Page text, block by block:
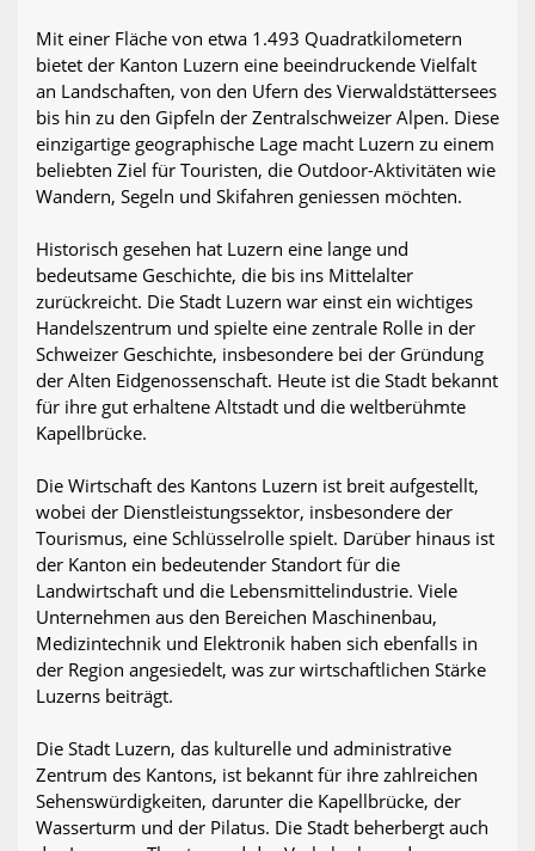
Mit einer Fläche von etwa 1.493 Quadratkilometern
bietet der Kanton Luzern eine beeindruckende Vielfalt
an Landschaften, von den Ufern des Vierwaldstättersees
bis hin zu den Gipfeln der Zentralschweizer Alpen. Diese
einzigartige geographische Lage macht Luzern zu einem
beliebten Ziel für Touristen, die Outdoor-Aktivitäten wie
Wandern, Segeln und Skifahren geniessen möchten.
Historisch gesehen hat Luzern eine lange und
bedeutsame Geschichte, die bis ins Mittelalter
zurückreicht. Die Stadt Luzern war einst ein wichtiges
Handelszentrum und spielte eine zentrale Rolle in der
Schweizer Geschichte, insbesondere bei der Gründung
der Alten Eidgenossenschaft. Heute ist die Stadt bekannt
für ihre gut erhaltene Altstadt und die weltberühmte
Kapellbrücke.
Die Wirtschaft des Kantons Luzern ist breit aufgestellt,
wobei der Dienstleistungssektor, insbesondere der
Tourismus, eine Schlüsselrolle spielt. Darüber hinaus ist
der Kanton ein bedeutender Standort für die
Landwirtschaft und die Lebensmittelindustrie. Viele
Unternehmen aus den Bereichen Maschinenbau,
Medizintechnik und Elektronik haben sich ebenfalls in
der Region angesiedelt, was zur wirtschaftlichen Stärke
Luzerns beiträgt.
Die Stadt Luzern, das kulturelle und administrative
Zentrum des Kantons, ist bekannt für ihre zahlreichen
Sehenswürdigkeiten, darunter die Kapellbrücke, der
Wasserturm und der Pilatus. Die Stadt beherbergt auch